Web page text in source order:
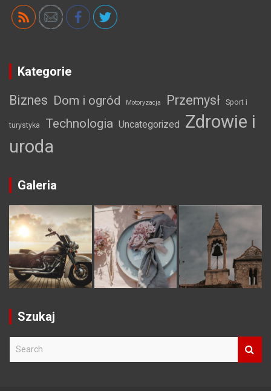
Kategorie
Biznes Dom i ogród Motoryzacja Przemysł Sport i
turystyka Technologia Uncategorized
Zdrowie i
uroda
Galeria
Szukaj